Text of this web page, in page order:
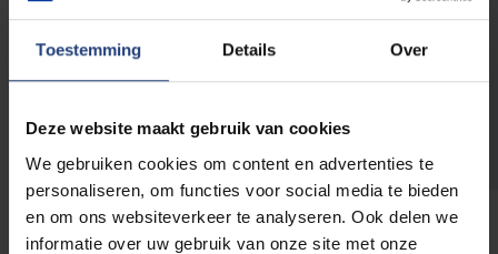
Toestemming Details Over
Deze website maakt gebruik van cookies
We gebruiken cookies om content en advertenties te
personaliseren, om functies voor social media te bieden
en om ons websiteverkeer te analyseren. Ook delen we
informatie over uw gebruik van onze site met onze